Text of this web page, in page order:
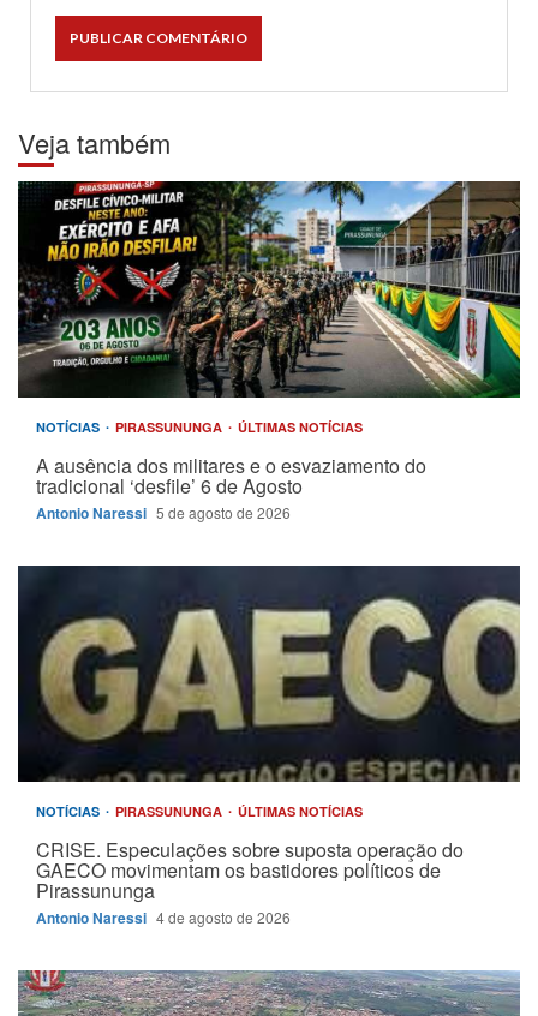
Veja também
NOTÍCIAS PIRASSUNUNGA ÚLTIMAS NOTÍCIAS
A ausência dos militares e o esvaziamento do
tradicional ‘desfile’ 6 de Agosto
Antonio Naressi 5 de agosto de 2026
NOTÍCIAS PIRASSUNUNGA ÚLTIMAS NOTÍCIAS
CRISE. Especulações sobre suposta operação do
GAECO movimentam os bastidores políticos de
Pirassununga
Antonio Naressi 4 de agosto de 2026